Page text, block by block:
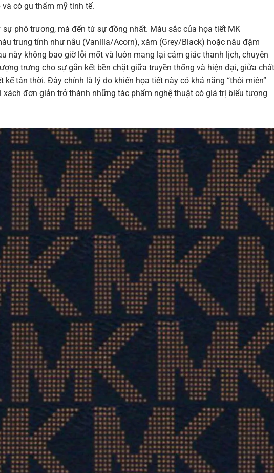
có gu thẩm mỹ tinh tế.
phô trương, mà đến từ sự đồng nhất. Màu sắc của họa tiết MK
trung tính như nâu (Vanilla/Acorn), xám (Grey/Black) hoặc nâu đậm
này không bao giờ lỗi mốt và luôn mang lại cảm giác thanh lịch, chuyên
trưng cho sự gắn kết bền chặt giữa truyền thống và hiện đại, giữa chất
kế tân thời. Đây chính là lý do khiến họa tiết này có khả năng “thôi miên”
đơn giản trở thành những tác phẩm nghệ thuật có giá trị biểu tượng